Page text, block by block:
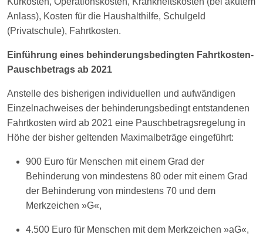
Anlass), Kosten für die Haushalthilfe, Schulgeld
(Privatschule), Fahrtkosten.
Einführung eines behinderungsbedingten Fahrtkosten-
Pauschbetrags ab 2021
Anstelle des bisherigen individuellen und aufwändigen
Einzelnachweises der behinderungsbedingt entstandenen
Fahrtkosten wird ab 2021 eine Pauschbetragsregelung in
Höhe der bisher geltenden Maximalbeträge eingeführt:
900 Euro für Menschen mit einem Grad der
Behinderung von mindestens 80 oder mit einem Grad
der Behinderung von mindestens 70 und dem
Merkzeichen »G«,
4.500 Euro für Menschen mit dem Merkzeichen »aG«,